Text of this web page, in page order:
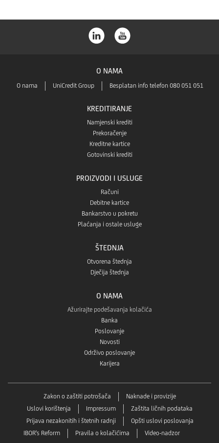
O NAMA
O nama UniCredit Group Besplatan info telefon 080 051 051
KREDITIRANJE
Namjenski krediti
Prekoračenje
Kreditne kartice
Gotovinski krediti
PROIZVODI I USLUGE
Računi
Debitne kartice
Bankarstvo u pokretu
Plaćanja i ostale usluge
ŠTEDNJA
Otvorena štednja
Dječija štednja
O NAMA
Ažurirajte podešavanja kolačića
Banka
Poslovanje
Novosti
Održivo poslovanje
Karijera
Zakon o zaštiti potrošača
Naknade i provizije
Uslovi korištenja
Impressum
Zaštita ličnih podataka
Prijava nezakonitih i štetnih radnji
Opšti uslovi poslovanja
IBOR's Reform
Pravila o kolačićima Video-nadzor